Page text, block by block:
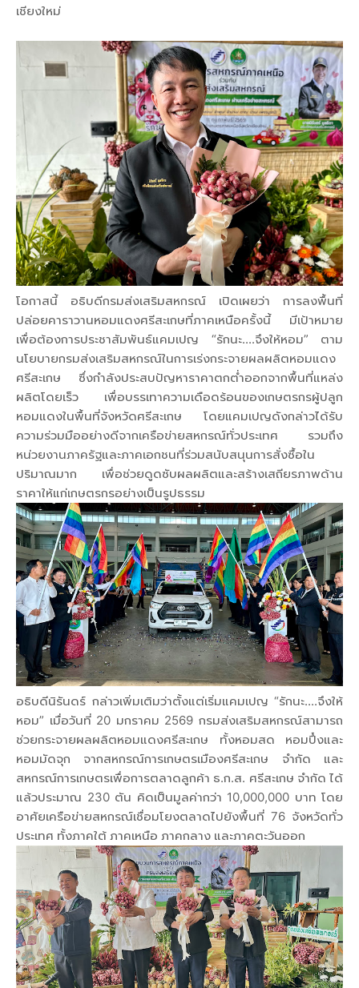
เชียงใหม่
โอกาสนี้ อธิบดีกรมส่งเสริมสหกรณ์ เปิดเผยว่า การลงพื้นที่
ปล่อยคาราวานหอมแดงศรีสะเกษที่ภาคเหนือครั้งนี้ มีเป้าหมาย
เพื่อต้องการประชาสัมพันธ์แคมเปญ “รักนะ....จึงให้หอม” ตาม
นโยบายกรมส่งเสริมสหกรณ์ในการเร่งกระจายผลผลิตหอมแดง
ศรีสะเกษ ซึ่งกำลังประสบปัญหาราคาตกต่ำออกจากพื้นที่แหล่ง
ผลิตโดยเร็ว เพื่อบรรเทาความเดือดร้อนของเกษตรกรผู้ปลูก
หอมแดงในพื้นที่จังหวัดศรีสะเกษ โดยแคมเปญดังกล่าวได้รับ
ความร่วมมืออย่างดีจากเครือข่ายสหกรณ์ทั่วประเทศ รวมถึง
หน่วยงานภาครัฐและภาคเอกชนที่ร่วมสนับสนุนการสั่งซื้อใน
ปริมาณมาก เพื่อช่วยดูดซับผลผลิตและสร้างเสถียรภาพด้าน
ราคาให้แก่เกษตรกรอย่างเป็นรูปธรรม
อธิบดีนิรันดร์ กล่าวเพิ่มเติมว่าตั้งแต่เริ่มแคมเปญ “รักนะ....จึงให้
หอม” เมื่อวันที่ 20 มกราคม 2569 กรมส่งเสริมสหกรณ์สามารถ
ช่วยกระจายผลผลิตหอมแดงศรีสะเกษ ทั้งหอมสด หอมปึ๋งและ
หอมมัดจุก จากสหกรณ์การเกษตรเมืองศรีสะเกษ จำกัด และ
สหกรณ์การเกษตรเพื่อการตลาดลูกค้า ธ.ก.ส. ศรีสะเกษ จำกัด ได้
แล้วประมาณ 230 ตัน คิดเป็นมูลค่ากว่า 10,000,000 บาท โดย
อาศัยเครือข่ายสหกรณ์เชื่อมโยงตลาดไปยังพื้นที่ 76 จังหวัดทั่ว
ประเทศ ทั้งภาคใต้ ภาคเหนือ ภาคกลาง และภาคตะวันออก